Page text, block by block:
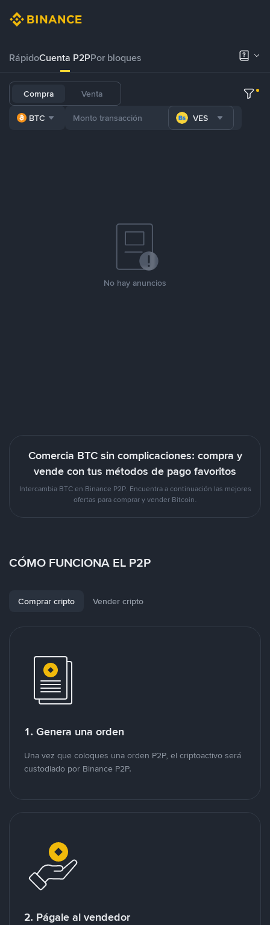
RápidoCuenta P2PPor bloques
Compra Venta
BTC VES
No hay anuncios
Comercia BTC sin complicaciones: compra y
vende con tus métodos de pago favoritos
Intercambia BTC en Binance P2P. Encuentra a continuación las mejores
ofertas para comprar y vender Bitcoin.
CÓMO FUNCIONA EL P2P
Comprar cripto Vender cripto
1. Genera una orden
Una vez que coloques una orden P2P, el criptoactivo será
custodiado por Binance P2P.
2. Págale al vendedor